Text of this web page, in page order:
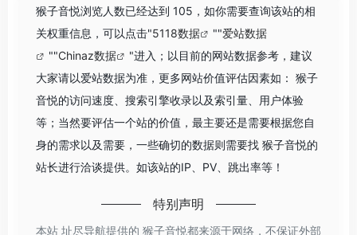
猴子音悦浏览人数已经达到 105，如你需要查询该站的相
关权重信息，可以点击"5118数据 ""爱站数据
""Chinaz数据
"进入；以目前的网站数据参考，建议
大家请以爱站数据为准，更多网站价值评估因素如： 猴子
音悦的访问速度、搜索引擎收录以及索引量、用户体验
等；当然要评估一个站的价值，最主要还是需要根据您自
身的需求以及需要，一些确切的数据则需要找 猴子音悦的
站长进行洽谈提供。如该站的IP、PV、跳出率等！
特别声明
本站 址尽导航提供的 猴子音悦都来源于网络，不保证外部